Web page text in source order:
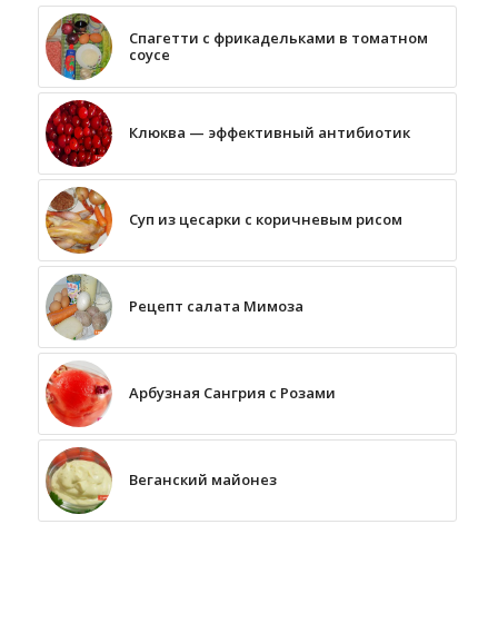
Спагетти с фрикадельками в томатном
соусе
Клюква — эффективный антибиотик
Суп из цесарки с коричневым рисом
Рецепт салата Мимоза
Арбузная Сангрия с Розами
Веганский майонез